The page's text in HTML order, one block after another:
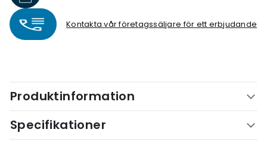
Kontakta vår företagssäljare för ett erbjudande
Produktinformation
Specifikationer